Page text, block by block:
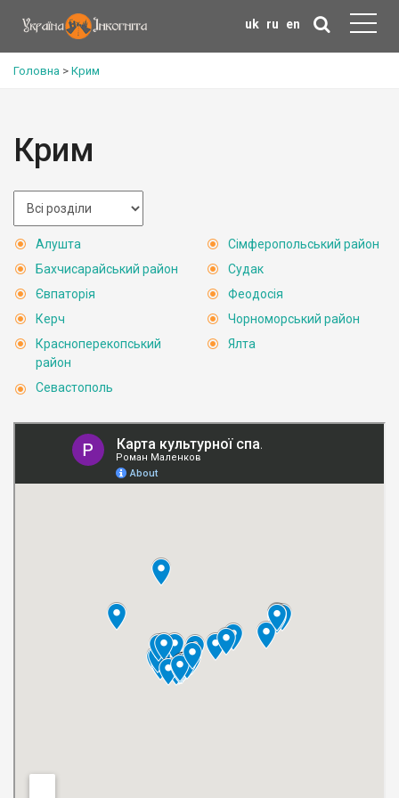
uk ru en
Головна > Крим
Крим
Алушта
Бахчисарайський район
Євпаторія
Керч
Красноперекопський
район
Севастополь
Сімферопольський район
Судак
Феодосія
Чорноморський район
Ялта